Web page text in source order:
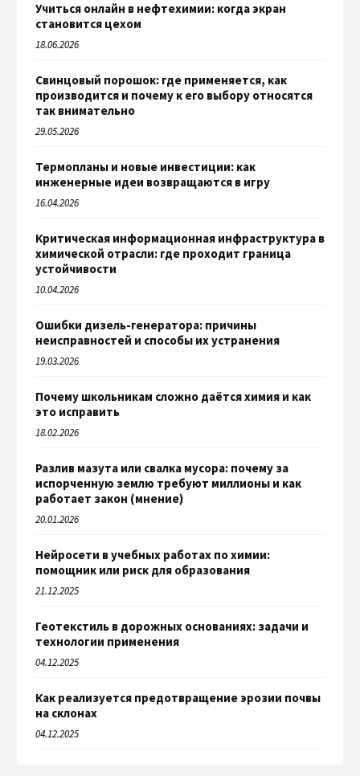
Учиться онлайн в нефтехимии: когда экран
становится цехом
18.06.2026
Свинцовый порошок: где применяется, как
производится и почему к его выбору относятся
так внимательно
29.05.2026
Термопланы и новые инвестиции: как
инженерные идеи возвращаются в игру
16.04.2026
Критическая информационная инфраструктура в
химической отрасли: где проходит граница
устойчивости
10.04.2026
Ошибки дизель-генератора: причины
неисправностей и способы их устранения
19.03.2026
Почему школьникам сложно даётся химия и как
это исправить
18.02.2026
Разлив мазута или свалка мусора: почему за
испорченную землю требуют миллионы и как
работает закон (мнение)
20.01.2026
Нейросети в учебных работах по химии:
помощник или риск для образования
21.12.2025
Геотекстиль в дорожных основаниях: задачи и
технологии применения
04.12.2025
Как реализуется предотвращение эрозии почвы
на склонах
04.12.2025